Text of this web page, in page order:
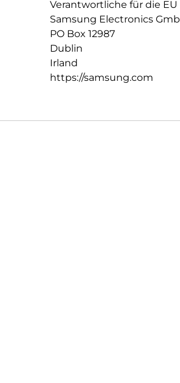
Verantwortliche für die EU
Samsung Electronics
PO Box 12987
Dublin
Irland
https://samsung.com